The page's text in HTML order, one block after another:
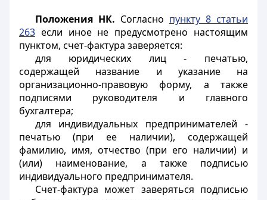
Положения НК. Согласно пункту 8 статьи
263 если иное не предусмотрено настоящим
пунктом, счет-фактура заверяется:
для юридических лиц - печатью,
содержащей название и указание на
организационно-правовую форму, а также
подписями руководителя и главного
бухгалтера;
для индивидуальных предпринимателей -
печатью (при ее наличии), содержащей
фамилию, имя, отчество (при его наличии) и
(или) наименование, а также подписью
индивидуального предпринимателя.
Счет-фактура может заверяться подписью